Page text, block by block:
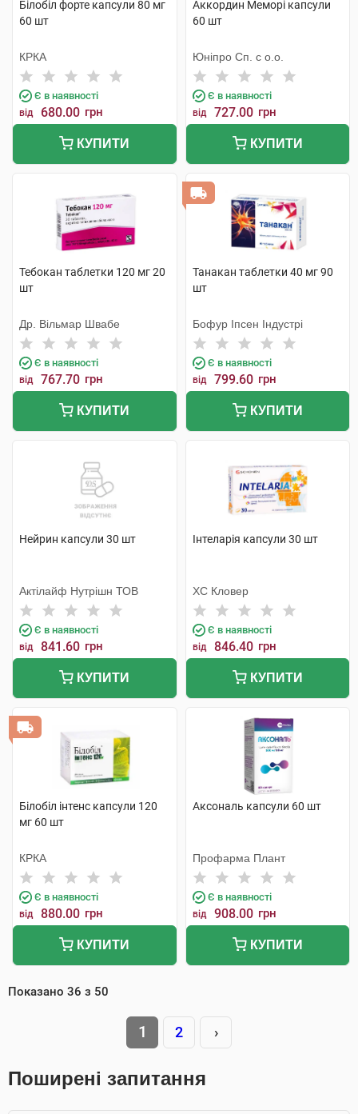
Білобіл форте капсули 80 мг
60 шт
КРКА
Є в наявності
від 680.00 грн
КУПИТИ
Аккордин Меморі капсули
60 шт
Юніпро Сп. с о.о.
Є в наявності
від 727.00 грн
КУПИТИ
Тебокан таблетки 120 мг 20
шт
Др. Вільмар Швабе
Є в наявності
від 767.70 грн
КУПИТИ
Танакан таблетки 40 мг 90
шт
Бофур Іпсен Індустрі
Є в наявності
від 799.60 грн
КУПИТИ
Нейрин капсули 30 шт
Актілайф Нутрішн ТОВ
Є в наявності
від 841.60 грн
КУПИТИ
Інтеларія капсули 30 шт
ХС Кловер
Є в наявності
від 846.40 грн
КУПИТИ
Білобіл інтенс капсули 120
мг 60 шт
КРКА
Є в наявності
від 880.00 грн
КУПИТИ
Аксональ капсули 60 шт
Профарма Плант
Є в наявності
від 908.00 грн
КУПИТИ
Показано 36 з 50
1 2 ›
Поширені запитання